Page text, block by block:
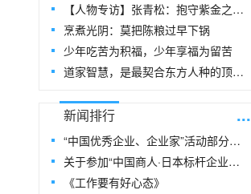
【人物专访】张青松：抱守紫金之阳，在周易
烹煮光阴：莫把陈粮过早下锅
少年吃苦为积福，少年享福为留苦
道家智慧，是最契合东方人种的顶级生命指
新闻排行 ...
“中国优秀企业、企业家”活动部分风采
关于参加“中国商人·日本标杆企业研修
《工作要有好心态》